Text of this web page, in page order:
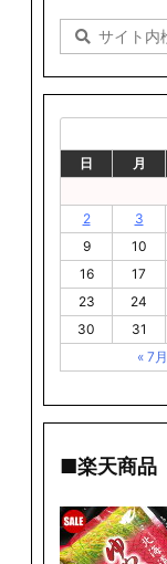
日
月
2
3
9
10
16
17
23
24
30
31
« 7月
■楽天商品